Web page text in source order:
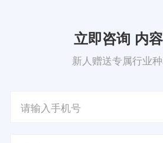
立即咨询 内
新人赠送专属行业